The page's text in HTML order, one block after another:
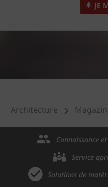
JE
Architecture
Connaissance
Service
Solutions de